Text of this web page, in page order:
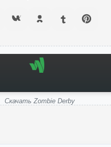
Скачать Zombie Derby